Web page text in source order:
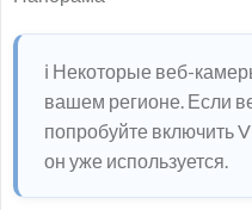
ℹ️ Некоторые веб-
вашем регионе. Если
попробуйте включить
он уже используется.